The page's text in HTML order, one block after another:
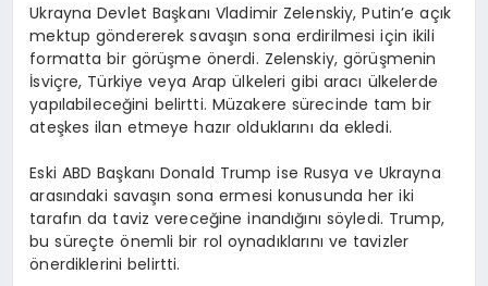
Ukrayna Devlet Başkanı Vladimir Zelenskiy, Putin’e açık
mektup göndererek savaşın sona erdirilmesi için ikili
formatta bir görüşme önerdi. Zelenskiy, görüşmenin
İsviçre, Türkiye veya Arap ülkeleri gibi aracı ülkelerde
yapılabileceğini belirtti. Müzakere sürecinde tam bir
ateşkes ilan etmeye hazır olduklarını da ekledi.
Eski ABD Başkanı Donald Trump ise Rusya ve Ukrayna
arasındaki savaşın sona ermesi konusunda her iki
tarafın da taviz vereceğine inandığını söyledi. Trump,
bu süreçte önemli bir rol oynadıklarını ve tavizler
önerdiklerini belirtti.